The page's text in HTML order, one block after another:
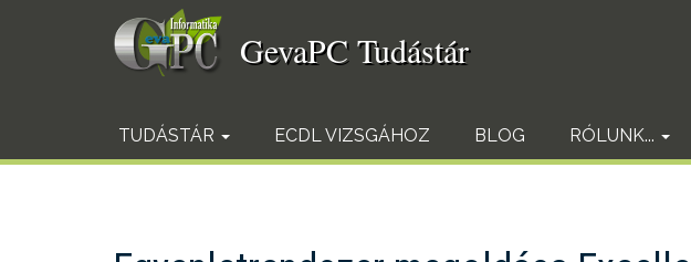
GevaPC Tudástár
TUDÁSTÁR ECDL VIZSGÁHOZ BLOG RÓLUNK...